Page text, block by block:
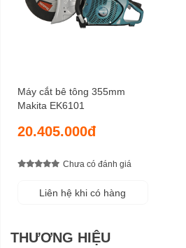
Máy cắt bê tông 355mm
Makita EK6101
20.405.000đ
Chưa có đánh giá
Liên hệ khi có hàng
THƯƠNG HIỆU